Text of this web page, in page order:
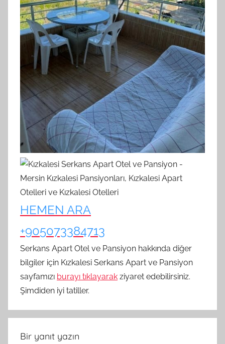
HEMEN ARA
+905073384713
Serkans Apart Otel ve Pansiyon hakkında diğer
bilgiler için Kızkalesi Serkans Apart ve Pansiyon
sayfamızı burayı tıklayarak ziyaret edebilirsiniz.
Şimdiden iyi tatiller.
Bir yanıt yazın